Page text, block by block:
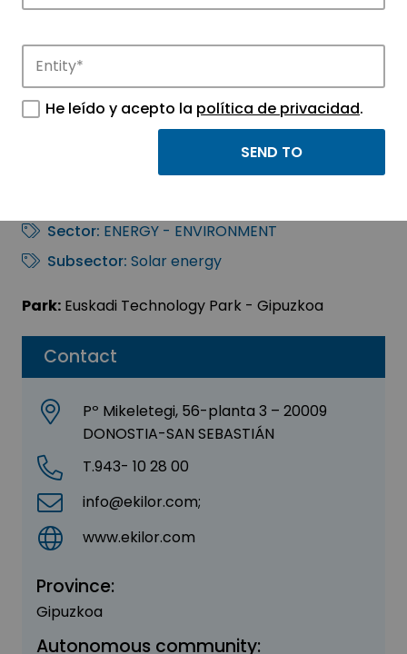
Discover the companies that drive
innovation in APTE’s parks.
Contact
Pº Mikeletegi, 56-planta 3 – 20009
DONOSTIA-SAN SEBASTIÁN
T.943- 10 28 00
info@ekilor.com;
www.ekilor.com
Province:
Gipuzkoa
Autonomous community:
EKILOR Energías
Renovables, S.L.
Sector: ENERGY - ENVIRONMENT
Subsector: Solar energy
Park: Euskadi Technology Park - Gipuzkoa
He leído y acepto la política de privacidad.